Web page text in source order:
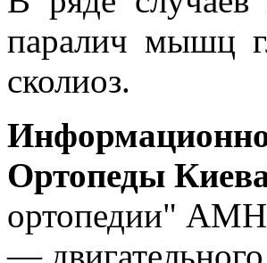
паралич мышц
сколиоз.
Ортопеды
ортопедии" АМН
—